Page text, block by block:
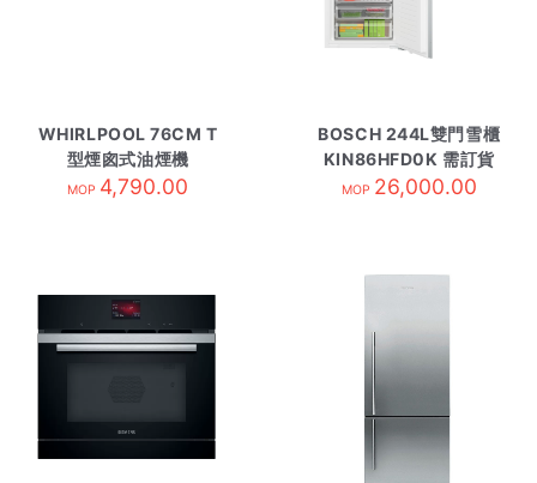
WHIRLPOOL 76CM T
型煙囪式油煙機
AKR4071/IX
MOP 4,790.00
BOSCH 244L雙門雪櫃
KIN86HFD0K 需訂貨
MOP 26,000.00